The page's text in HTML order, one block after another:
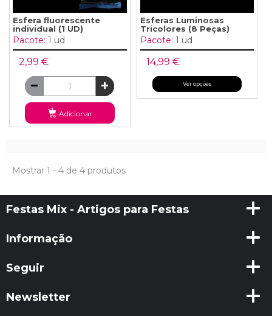
Esfera fluorescente
individual (1 UD)
Pacote: 1 ud
2,99 €
Adicionar
Esferas Luminosas
Tricolores (8 Peças)
Pacote: 1 ud
14,99 €
Ver opções
Mostrar 1 - 4 de 4 produtos
Festas Mix - Artigos para Festas
Informação
Seguir
Newsletter